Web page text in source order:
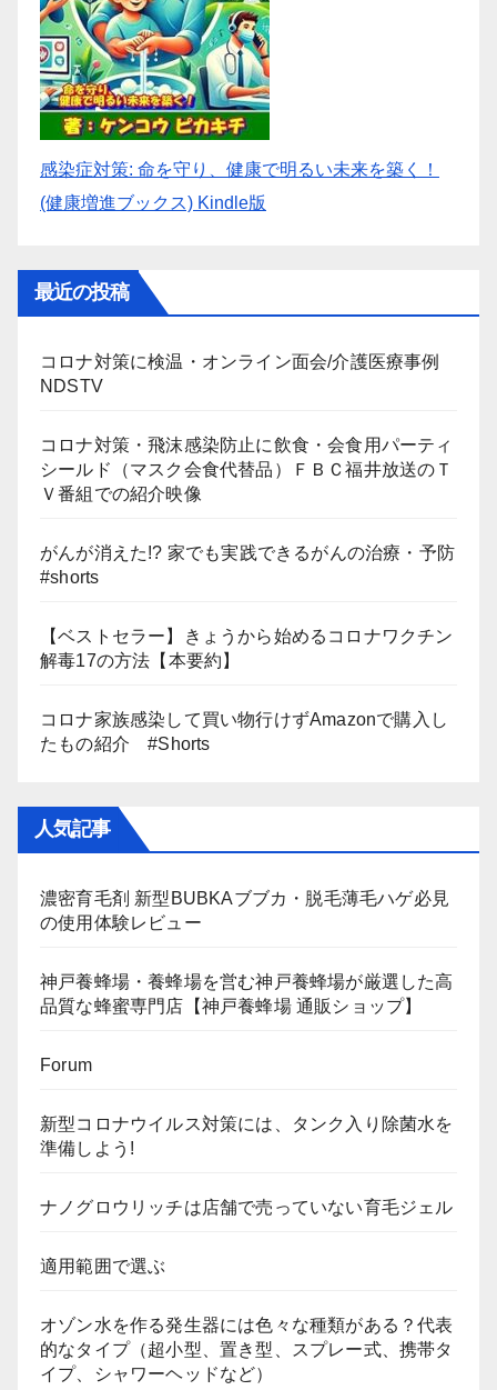
感染症対策: 命を守り、健康で明るい未来を築く！
(健康増進ブックス) Kindle版
最近の投稿
コロナ対策に検温・オンライン面会/介護医療事例
NDSTV
コロナ対策・飛沫感染防止に飲食・会食用パーティ
シールド（マスク会食代替品）ＦＢＣ福井放送のＴ
Ｖ番組での紹介映像
がんが消えた!? 家でも実践できるがんの治療・予防
#shorts
【ベストセラー】きょうから始めるコロナワクチン
解毒17の方法【本要約】
コロナ家族感染して買い物行けずAmazonで購入し
たもの紹介 #Shorts
人気記事
濃密育毛剤 新型BUBKAブブカ・脱毛薄毛ハゲ必見
の使用体験レビュー
神戸養蜂場・養蜂場を営む神戸養蜂場が厳選した高
品質な蜂蜜専門店【神戸養蜂場 通販ショップ】
Forum
新型コロナウイルス対策には、タンク入り除菌水を
準備しよう!
ナノグロウリッチは店舗で売っていない育毛ジェル
適用範囲で選ぶ
オゾン水を作る発生器には色々な種類がある？代表
的なタイプ（超小型、置き型、スプレー式、携帯タ
イプ、シャワーヘッドなど）